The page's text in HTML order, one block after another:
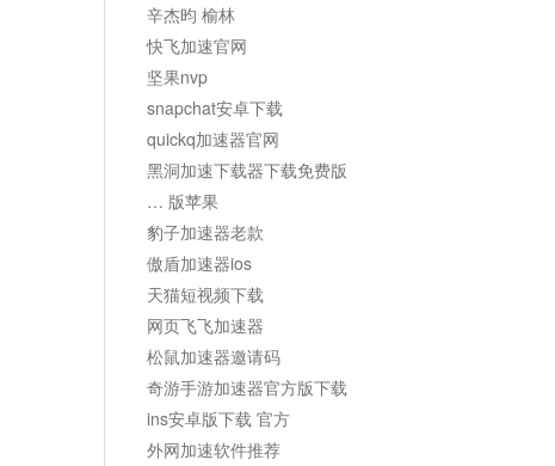
辛杰昀 榆林
快飞加速官网
坚果nvp
snapchat安卓下载
quickq加速器官网
黑洞加速下载器下载免费版
… 版苹果
豹子加速器老款
傲盾加速器ios
天猫短视频下载
网页飞飞加速器
松鼠加速器邀请码
奇游手游加速器官方版下载
ins安卓版下载 官方
外网加速软件推荐